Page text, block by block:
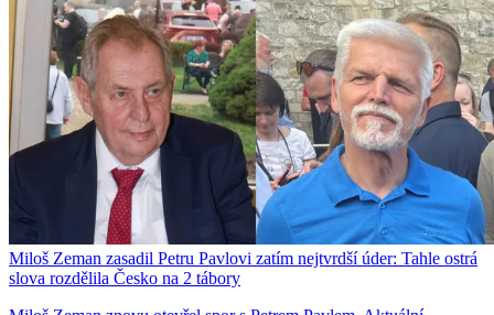
Miloš Zeman zasadil Petru Pavlovi zatím nejtvrdší úder: Tahle ostrá
slova rozdělila Česko na 2 tábory